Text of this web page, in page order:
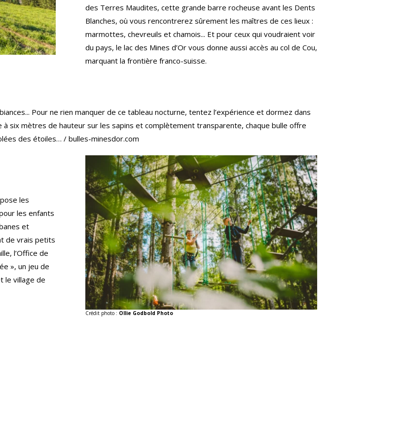
des Terres Maudites, cette grande barre rocheuse avant les Dents
Blanches, où vous rencontrerez sûrement les maîtres de ces lieux :
marmottes, chevreuils et chamois... Et pour ceux qui voudraient voir
du pays, le lac des Mines d’Or vous donne aussi accès au col de Cou,
marquant la frontière franco-suisse.
Pour ne rien manquer de ce tableau nocturne, tentez l’expérience et dormez dans
à six mètres de hauteur sur les sapins et complètement transparente, chaque bulle offre
des étoiles… / bulles-minesdor.com
Crédit photo : Ollie Godbold Photo
les
les enfants
et
de vrais petits
l’Office de
», un jeu de
le village de